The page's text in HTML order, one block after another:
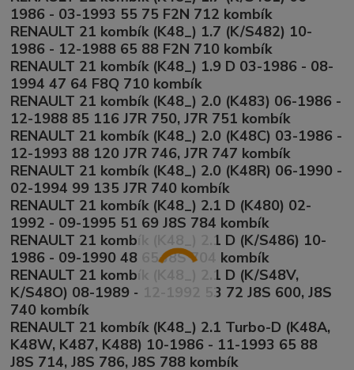
1986 - 03-1993 55 75 F2N 712 kombík
RENAULT 21 kombík (K48_) 1.7 (K/S482) 10-
1986 - 12-1988 65 88 F2N 710 kombík
RENAULT 21 kombík (K48_) 1.9 D 03-1986 - 08-
1994 47 64 F8Q 710 kombík
RENAULT 21 kombík (K48_) 2.0 (K483) 06-1986 -
12-1988 85 116 J7R 750, J7R 751 kombík
RENAULT 21 kombík (K48_) 2.0 (K48C) 03-1986 -
12-1993 88 120 J7R 746, J7R 747 kombík
RENAULT 21 kombík (K48_) 2.0 (K48R) 06-1990 -
02-1994 99 135 J7R 740 kombík
RENAULT 21 kombík (K48_) 2.1 D (K480) 02-
1992 - 09-1995 51 69 J8S 784 kombík
RENAULT 21 kombík (K48_) 2.1 D (K/S486) 10-
1986 - 09-1990 48 65 J8S 704 kombík
RENAULT 21 kombík (K48_) 2.1 D (K/S48V,
K/S48O) 08-1989 - 12-1992 53 72 J8S 600, J8S
740 kombík
RENAULT 21 kombík (K48_) 2.1 Turbo-D (K48A,
K48W, K487, K488) 10-1986 - 11-1993 65 88
J8S 714, J8S 786, J8S 788 kombík